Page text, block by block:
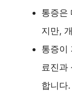
통증은
지만,
통증이
료진과
합니다.